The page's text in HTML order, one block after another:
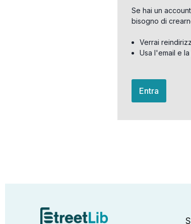
Se hai un
bisogno di
Verrai
Usa l'email e
Entra